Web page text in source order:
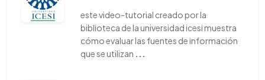
este video-tutorial creado por la
biblioteca de la universidad icesi muestra
cómo evaluar las fuentes de información
que se utilizan ...